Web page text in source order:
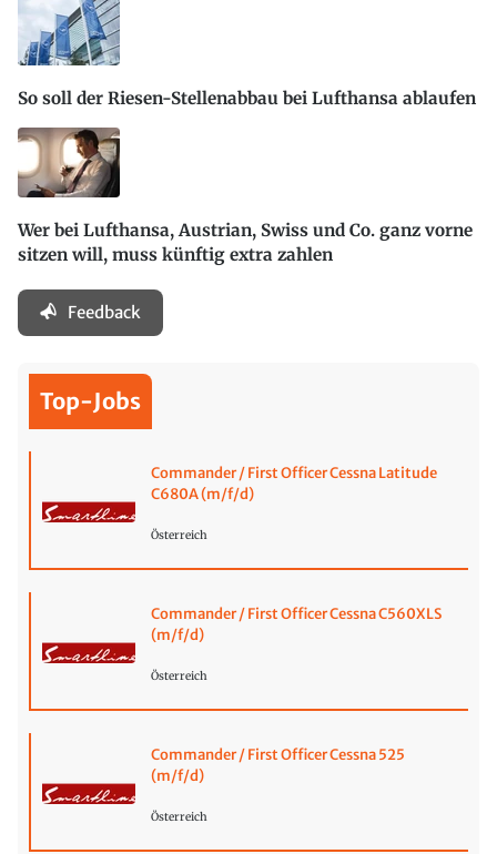
So soll der Riesen-Stellenabbau bei Lufthansa ablaufen
Wer bei Lufthansa, Austrian, Swiss und Co. ganz vorne
sitzen will, muss künftig extra zahlen
Feedback
Top-Jobs
Commander / First Officer Cessna Latitude
C680A (m/f/d)
Österreich
Commander / First Officer Cessna C560XLS
(m/f/d)
Österreich
Commander / First Officer Cessna 525
(m/f/d)
Österreich